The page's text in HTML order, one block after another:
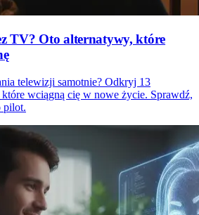
TV? Oto alternatywy, które
telewizji samotnie? Odkryj 13
wciągną cię w nowe życie. Sprawdź,
pilot.